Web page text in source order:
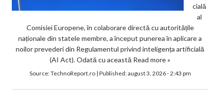
cială
al
Comisiei Europene, în colaborare directă cu autoritățile
naționale din statele membre, a început punerea în aplicare a
noilor prevederi din Regulamentul privind inteligența artificială
(AI Act). Odată cu această Read more »
Source:TechnoReport.ro| Published:august 3, 2026 - 2:43 pm